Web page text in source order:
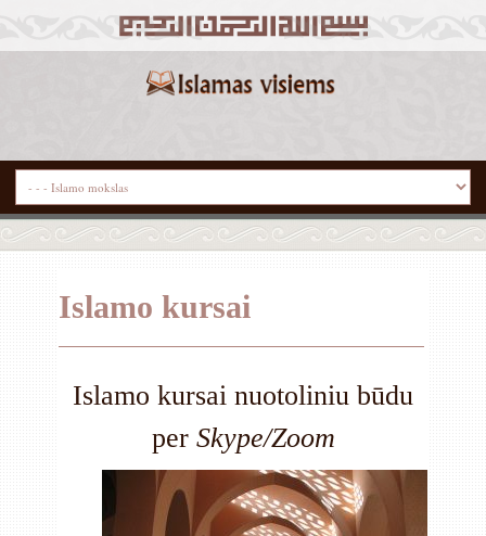
Islamo kursai
Islamo kursai nuotoliniu būdu
per Skype/Zoom